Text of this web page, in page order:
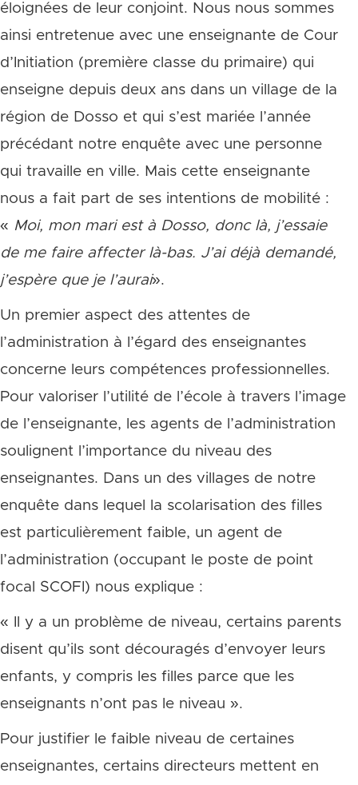
éloignées de leur conjoint. Nous nous sommes
ainsi entretenue avec une enseignante de Cour
d’Initiation (première classe du primaire) qui
enseigne depuis deux ans dans un village de la
région de Dosso et qui s’est mariée l’année
précédant notre enquête avec une personne
qui travaille en ville. Mais cette enseignante
nous a fait part de ses intentions de mobilité :
« Moi, mon mari est à Dosso, donc là, j’essaie
de me faire affecter là-bas. J’ai déjà demandé,
j’espère que je l’aurai».
Un premier aspect des attentes de
l’administration à l’égard des enseignantes
concerne leurs compétences professionnelles.
Pour valoriser l’utilité de l’école à travers l’image
de l’enseignante, les agents de l’administration
soulignent l’importance du niveau des
enseignantes. Dans un des villages de notre
enquête dans lequel la scolarisation des filles
est particulièrement faible, un agent de
l’administration (occupant le poste de point
focal SCOFI) nous explique :
« Il y a un problème de niveau, certains parents
disent qu’ils sont découragés d’envoyer leurs
enfants, y compris les filles parce que les
enseignants n’ont pas le niveau ».
Pour justifier le faible niveau de certaines
enseignantes, certains directeurs mettent en